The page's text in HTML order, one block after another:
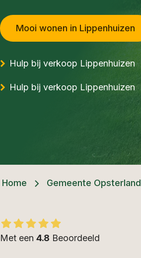
Mooi wonen in Lippenhuizen
Hulp bij verkoop Lippenhuizen
Hulp bij verkoop Lippenhuizen
Home Gemeente Opsterland
Met een 4.8 Beoordeeld